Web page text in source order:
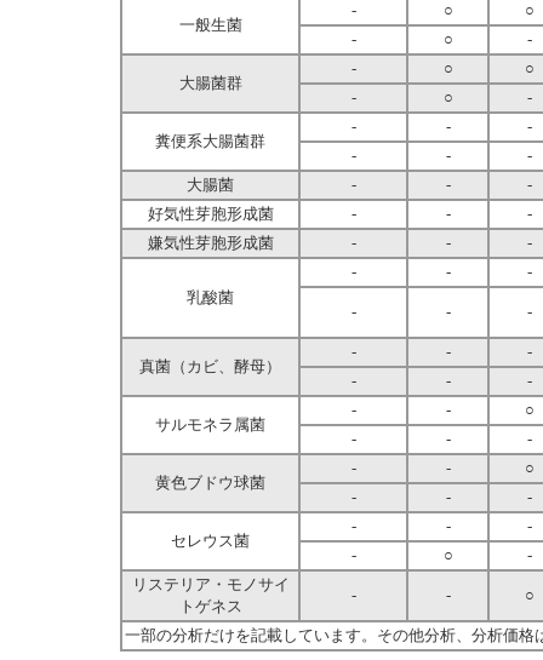
一般生菌
- ○
○
-
○ -
大腸菌群
- ○
○
-
○ -
糞便系大腸菌群
- -
-
-
-
-
大腸菌
- -
-
好気性芽胞形成菌
- -
-
嫌気性芽胞形成菌
- - -
乳酸菌
- - -
- - -
真菌（カビ、酵母）
- -
-
-
- -
サルモネラ属菌
- -
○
-
- -
黄色ブドウ球菌
- -
○
-
- -
セレウス菌
- -
-
-
○
-
リステリア・モノサイ
トゲネス
- - ○
一部の分析だけを記載しています。その他分析、分析価格